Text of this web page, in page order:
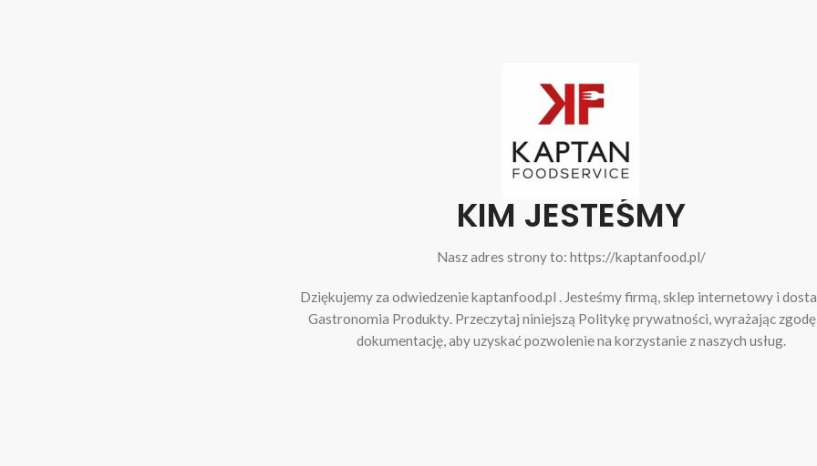
KIM JESTEŚMY
Nasz adres strony to: https://kaptanfood.pl/
Dziękujemy za odwiedzenie kaptanfood.pl . Jesteśmy firmą, sklep internetowy i
Gastronomia Produkty. Przeczytaj niniejszą Politykę prywatności, wyrażając zgodę
dokumentację, aby uzyskać pozwolenie na korzystanie z naszych usług.